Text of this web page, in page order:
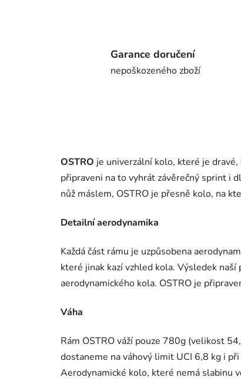
Garance doručení
nepoškozeného zboží
OSTRO je univerzální kolo, které je
připraveni na to vyhrát závěrečný sprint i
nůž máslem, OSTRO je přesně kolo, na
Detailní aerodynamika
Každá část rámu je uzpůsobena
které jinak kazí vzhled kola. Výsledek
aerodynamického kola. OSTRO je
Váha
Rám OSTRO váží pouze 780g (velikost
dostaneme na váhový limit UCI 6,8 kg i
Aerodynamické kolo, které nemá slabinu